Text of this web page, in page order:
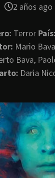
2 años ago
Terror País:
: Mario Bava
Bava,
Daria